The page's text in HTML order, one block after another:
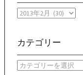
月
ー
イ
ブ
カテゴリー
カ